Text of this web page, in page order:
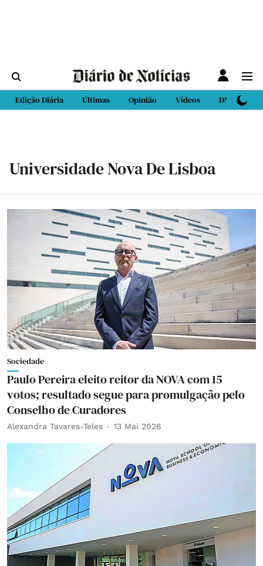
Edição Diária Últimas Opinião Vídeos DN Sport
Universidade Nova De Lisboa
Sociedade
Paulo Pereira eleito reitor da NOVA com 15
votos; resultado segue para promulgação pelo
Conselho de Curadores
Alexandra Tavares-Teles 13 Mai 2026